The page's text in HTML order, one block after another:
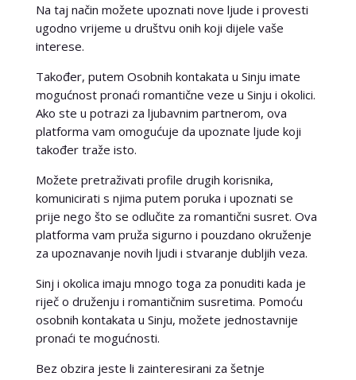
Na taj način možete upoznati nove ljude i provesti
ugodno vrijeme u društvu onih koji dijele vaše
interese.
Također, putem Osobnih kontakata u Sinju imate
mogućnost pronaći romantične veze u Sinju i okolici.
Ako ste u potrazi za ljubavnim partnerom, ova
platforma vam omogućuje da upoznate ljude koji
također traže isto.
Možete pretraživati profile drugih korisnika,
komunicirati s njima putem poruka i upoznati se
prije nego što se odlučite za romantični susret. Ova
platforma vam pruža sigurno i pouzdano okruženje
za upoznavanje novih ljudi i stvaranje dubljih veza.
Sinj i okolica imaju mnogo toga za ponuditi kada je
riječ o druženju i romantičnim susretima. Pomoću
osobnih kontakata u Sinju, možete jednostavnije
pronaći te mogućnosti.
Bez obzira jeste li zainteresirani za šetnje